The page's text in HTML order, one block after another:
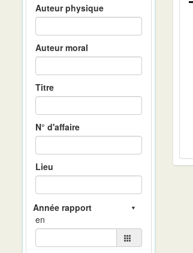
Auteur physique
Auteur moral
Titre
N° d'affaire
Lieu
en